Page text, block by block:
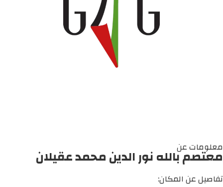
معلومات عن
معتصم بالله نور الدين محمد عقيلان
تفاصيل عن المكان: